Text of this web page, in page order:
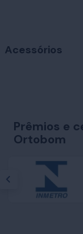
Acessórios
Prêmios e
Ortobom